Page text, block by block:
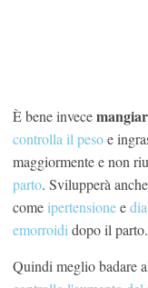
È bene invece
controlla il pesoe
maggiormente e non
parto. Svilupperà
come ipertensionee
emorroidi dopo il parto.
Quindi meglio badare